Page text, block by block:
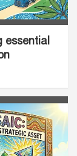
essential